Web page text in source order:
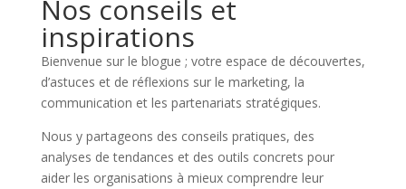
Nos conseils et
inspirations
Bienvenue sur le blogue ; votre espace de découvertes,
d’astuces et de réflexions sur le marketing, la
communication et les partenariats stratégiques.
Nous y partageons des conseils pratiques, des
analyses de tendances et des outils concrets pour
aider les organisations à mieux comprendre leur